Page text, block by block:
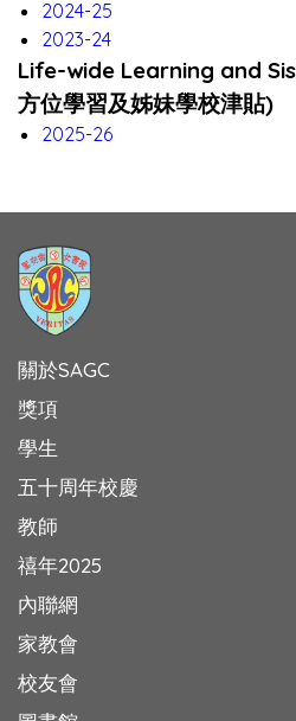
2024-25
2023-24
Life-wide Learning and
方位學習及姊妹學校津貼)
2025-26
關於SAGC
獎項
學生
五十周年校慶
教師
禧年2025
內聯網
家教會
校友會